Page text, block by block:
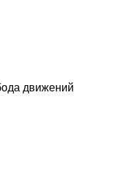
движений